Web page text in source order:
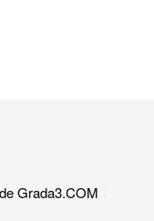
Grada3.COM